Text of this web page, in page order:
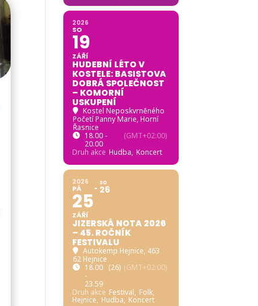
2026
SO
19
ZÁŘÍ
HUDEBNÍ LÉTO V
KOSTELE: BASISTOVA
DOBRÁ SPOLEČNOST
– KOMORNÍ
USKUPENÍ
Kostel Neposkvrněného
Početí Panny Marie, Horní
Řasnice
18.00 -
20.00
(GMT+02:00)
Druh akce Hudba, Koncert
2026
PÁ
25
ZÁŘÍ
SO
26
JIZERSKÁ NOTA 2026
– 45. ROČNÍK
FESTIVALU
Autokemp Hejnice, 463
62 Hejnice
18.00
-
23.59
(26) (GMT+02:00)
Druh akce Festival, Folk,
Hejnice, Hudba, Koncert